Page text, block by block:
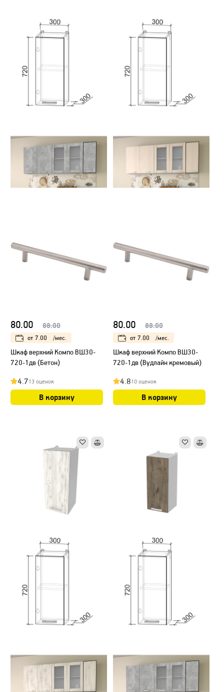
80.00 88.00
от 7.00 /мес.
Шкаф верхний Компо ВШ30-
720-1дв (Бетон)
4.713 оценок
В корзину
80.00 88.00
от 7.00 /мес.
Шкаф верхний Компо ВШ30-
720-1дв (Вудлайн кремовый)
4.810 оценок
В корзину